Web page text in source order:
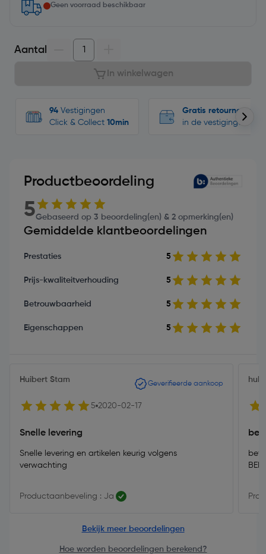
Geen voorraad beschikbaar
Aantal
In winkelwagen
94 Vestigingen
Click & Collect 10min
Gratis retourneren
in de vestigingen
Productbeoordeling
5Gebaseerd op 3 beoordeling(en) & 2 opmerking(en)
Gemiddelde klantbeoordelingen
Prestaties 5
Prijs-kwaliteitverhouding 5
Betrouwbaarheid 5
Eigenschappen 5
Huibert Stam Geverifieerde aankoop
5 2020-02-17
Snelle levering
Snelle levering en artikelen keurig volgens
verwachting
Productaanbeveling : Ja
Bekijk meer beoordelingen
Hoe worden beoordelingen berekend?